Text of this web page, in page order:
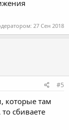
27 Сен 2018
#5
которые там
сбиваете